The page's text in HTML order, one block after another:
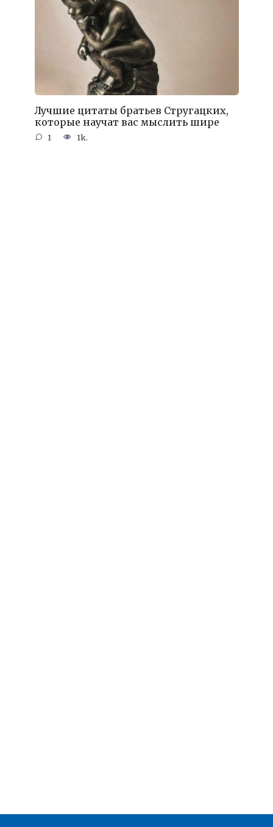
Лучшие цитаты братьев Стругацких,
которые научат вас мыслить шире
1 1k.